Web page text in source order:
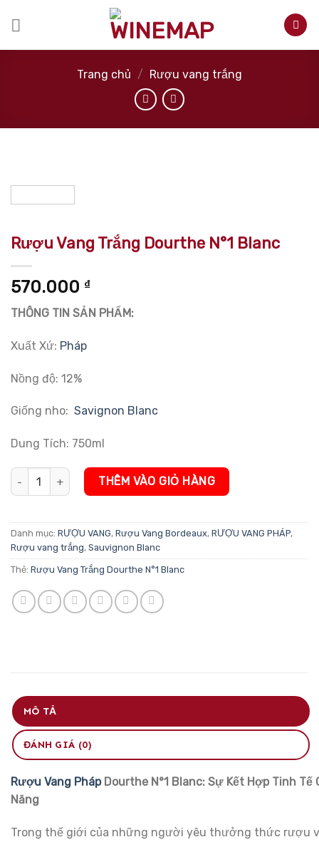
Trang chủ / Rượu vang trắng
Rượu Vang Trắng Dourthe N°1 Blanc
570.000 ₫
THÔNG TIN SẢN PHẨM:
Xuất Xứ: Pháp
Nồng độ: 12%
Giống nho: Savignon Blanc
Dung Tích: 750ml
Rượu Vang Trắng Dourthe N°1 Blanc số lượng
THÊM VÀO GIỎ HÀNG
Danh mục: RƯỢU VANG, Rượu Vang Bordeaux, RƯỢU VANG PHÁP,
Rượu vang trắng, Sauvignon Blanc
Thẻ: Rượu Vang Trắng Dourthe N°1 Blanc
MÔ TẢ
ĐÁNH GIÁ (0)
Rượu Vang PhápDourthe N°1 Blanc: Sự Kết Hợp Tinh Tế
Năng
Trong thế giới của những người yêu thưởng thức rượu